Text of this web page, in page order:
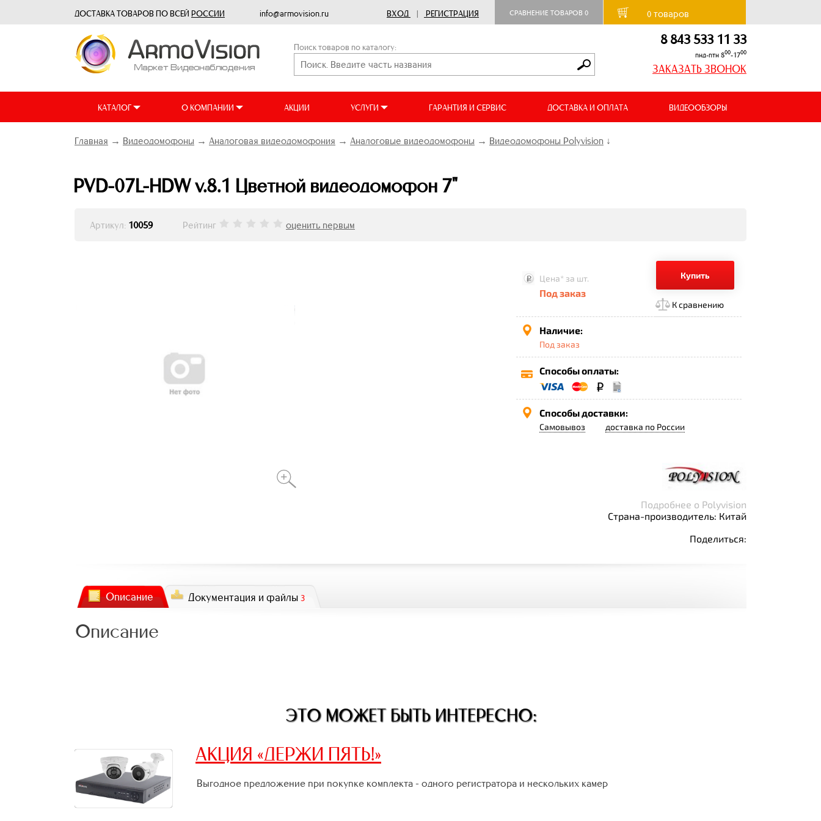
ДОСТАВКА ТОВАРОВ ПО ВСЕЙ РОССИИ info@armovision.ru ВХОД | РЕГИСТРАЦИЯ СРАВНЕНИЕ ТОВАРОВ 0 0товаров
Поиск товаров по каталогу: 8 843 533 11 33
пнд-птн 800-1700
ЗАКАЗАТЬ ЗВОНОК
КАТАЛОГ О КОМПАНИИ АКЦИИ УСЛУГИ ГАРАНТИЯ И СЕРВИС ДОСТАВКА И ОПЛАТА ВИДЕООБЗОРЫ
Главная → Видеодомофоны → Аналоговая видеодомофония → Аналоговые видеодомофоны → Видеодомофоны Polyvision ↓
PVD-07L-HDW v.8.1 Цветной видеодомофон 7"
Артикул: 10059 Рейтинг оценить первым
Купить
Цена* за шт.
Под заказ
К сравнению
Наличие:
Под заказ
Способы оплаты:
Способы доставки:
Самовывоз доставка по России
Подробнее о Polyvision
Страна-производитель: Китай
Поделиться:
Описание Документация и файлы 3
Описание
ЭТО МОЖЕТ БЫТЬ ИНТЕРЕСНО:
АКЦИЯ «ДЕРЖИ ПЯТЬ!»
Выгодное предложение при покупке комплекта - одного регистратора и нескольких камер